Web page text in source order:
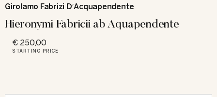
Girolamo Fabrizi DʹAcquapendente
Hieronymi Fabricii ab Aquapendente
€ 250,00
STARTING PRICE